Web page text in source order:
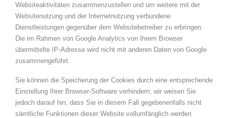
Websiteaktivitäten zusammenzustellen und um weitere mit der
Websitenutzung und der Internetnutzung verbundene
Dienstleistungen gegenüber dem Websitebetreiber zu erbringen.
Die im Rahmen von Google Analytics von Ihrem Browser
übermittelte IP-Adresse wird nicht mit anderen Daten von Google
zusammengeführt.
Sie können die Speicherung der Cookies durch eine entsprechende
Einstellung Ihrer Browser-Software verhindern; wir weisen Sie
jedoch darauf hin, dass Sie in diesem Fall gegebenenfalls nicht
sämtliche Funktionen dieser Website vollumfänglich werden